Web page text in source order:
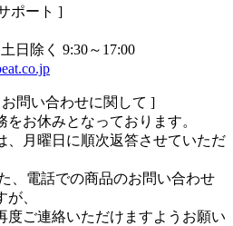
ポート ]
日除く 9:30～17:00
問い合わせに関して ]
お休みとなっております。
、月曜日に順次返答させていただ
、電話での商品のお問い合わせ
、
度ご連絡いただけますようお願い